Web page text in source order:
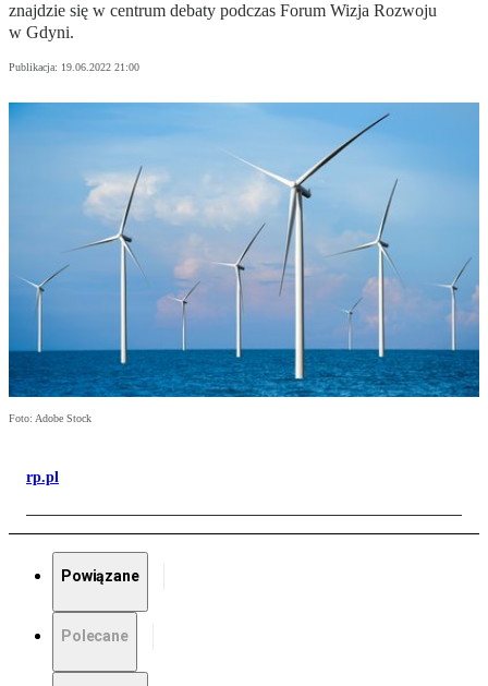
znajdzie się w centrum debaty podczas Forum Wizja Rozwoju
w Gdyni.
Publikacja: 19.06.2022 21:00
Foto: Adobe Stock
rp.pl
Powiązane
Polecane